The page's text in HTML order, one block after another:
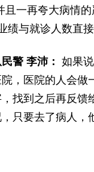
且一再夸大病情
与就诊人数直接
警 李沛： 如果
，医院的人会做
找到之后再反馈
只要去了病人，